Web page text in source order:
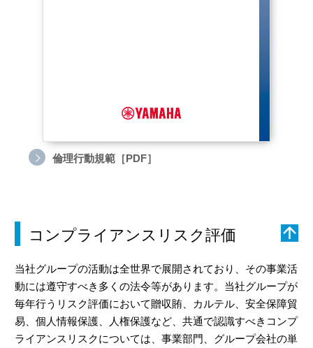
倫理行動規範［PDF］
コンプライアンスリスク評価
当社グループの活動は全世界で展開されており、その事業活
動には遵守すべき多くの法令等があります。当社グループが
毎年行うリスク評価において贈収賄、カルテル、安全保障貿
易、個人情報保護、人権保護など、共通で認識すべきコンプ
ライアンスリスクについては、事業部門、グループ会社の単